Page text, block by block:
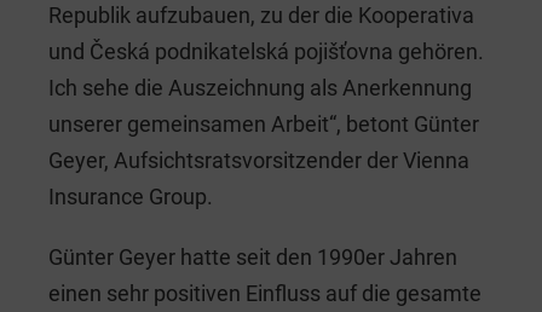
Republik aufzubauen, zu der die Kooperativa
und Česká podnikatelská pojišťovna gehören.
Ich sehe die Auszeichnung als Anerkennung
unserer gemeinsamen Arbeit“, betont Günter
Geyer, Aufsichtsratsvorsitzender der Vienna
Insurance Group.
Günter Geyer hatte seit den 1990er Jahren
einen sehr positiven Einfluss auf die gesamte